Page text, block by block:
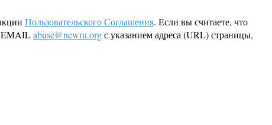
Пользовательского Соглашения. Если вы считаете, что
EMAILabuse@newru.orgс указанием адреса (URL) страницы,